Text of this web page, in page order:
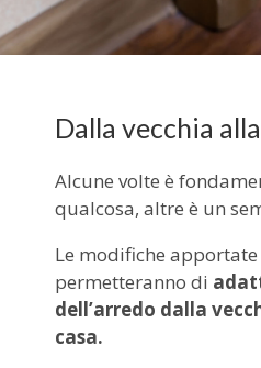
Dalla vecchia alla
Alcune volte è
qualcosa, altre è un
Le modifiche
permetteranno di
dell’arredo dalla
casa.